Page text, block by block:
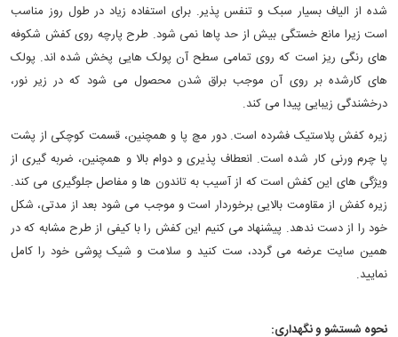
شده از الیاف بسیار سبک و تنفس پذیر. برای استفاده زیاد در طول روز مناسب
است زیرا مانع خستگی بیش از حد پاها نمی شود. طرح پارچه روی کفش شکوفه
های رنگی ریز است که روی تمامی سطح آن پولک هایی پخش شده اند. پولک
های کارشده بر روی آن موجب براق شدن محصول می شود که در زیر نور،
درخشندگی زیبایی پیدا می کند.
زیره کفش پلاستیک فشرده است. دور مچ پا و همچنین، قسمت کوچکی از پشت
پا چرم ورنی کار شده است. انعطاف پذیری و دوام بالا و همچنین، ضربه گیری از
ویژگی های این کفش است که از آسیب به تاندون ها و مفاصل جلوگیری می کند.
زیره کفش از مقاومت بالایی برخوردار است و موجب می شود بعد از مدتی، شکل
خود را از دست ندهد. پیشنهاد می کنیم این کفش را با کیفی از طرح مشابه که در
همین سایت عرضه می گردد، ست کنید و سلامت و شیک پوشی خود را کامل
نمایید.
نحوه شستشو و نگهداری: